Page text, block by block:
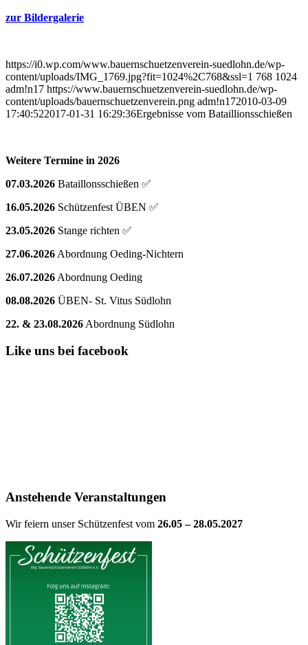
zur Bildergalerie
https://i0.wp.com/www.bauernschuetzenverein-suedlohn.de/wp-
content/uploads/IMG_1769.jpg?fit=1024%2C768&ssl=1 768 1024
adm!n17 https://www.bauernschuetzenverein-suedlohn.de/wp-
content/uploads/bauernschuetzenverein.png adm!n172010-03-09
17:40:522017-01-31 16:29:36Ergebnisse vom Bataillionsschießen
Weitere Termine in 2026
07.03.2026 Bataillonsschießen ✅
16.05.2026 Schützenfest ÜBEN ✅
23.05.2026 Stange richten ✅
27.06.2026 Abordnung Oeding-Nichtern
26.07.2026 Abordnung Oeding
08.08.2026 ÜBEN- St. Vitus Südlohn
22. & 23.08.2026 Abordnung Südlohn
Like uns bei facebook
Anstehende Veranstaltungen
Wir feiern unser Schützenfest vom 26.05 – 28.05.2027